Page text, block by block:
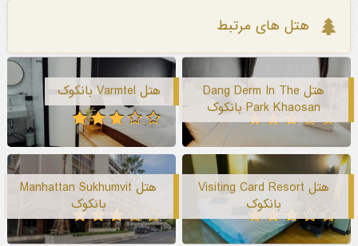
هتل های مرتبط
هتل Dang Derm In The
Park Khaosan بانکوک
هتل Varmtel بانکوک
هتل Visiting Card Resort
بانکوک
هتل Manhattan Sukhumvit
بانکوک